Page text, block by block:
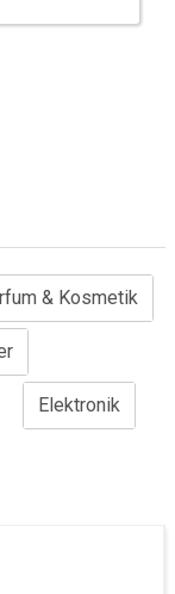
& Kosmetik
Elektronik